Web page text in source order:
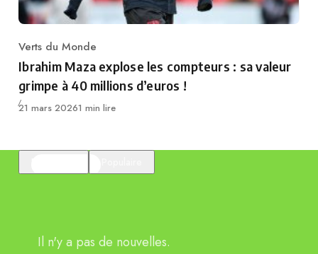
Category
Verts du Monde
Ibrahim Maza explose les compteurs : sa valeur
grimpe à 40 millions d’euros !
Publié
21 mars 20261 min lire
Il n'y a pas de nouvelles.